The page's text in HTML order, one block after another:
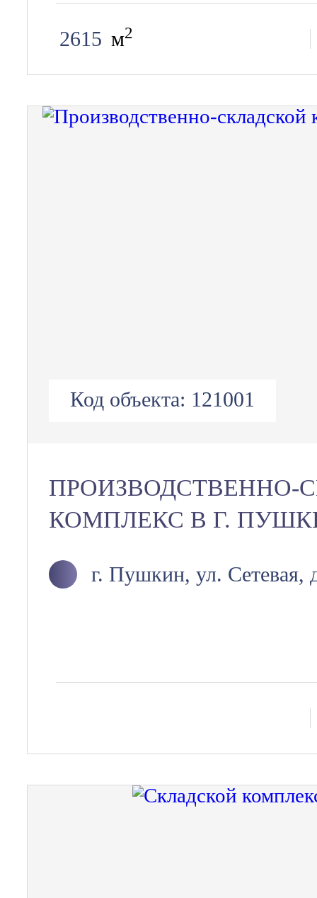
2615 м2
Код объекта: 121001
ПРОИЗВОДСТВЕННО-
КОМПЛЕКС В Г.
г. Пушкин, ул. Сетевая,